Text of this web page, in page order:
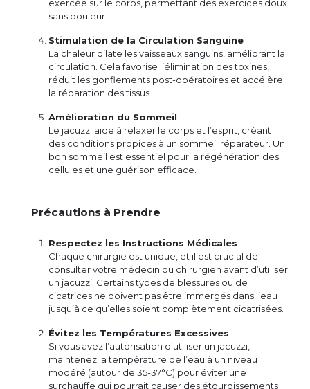
exercée sur le corps, permettant des exercices doux
sans douleur.
Stimulation de la Circulation Sanguine
La chaleur dilate les vaisseaux sanguins, améliorant la
circulation. Cela favorise l’élimination des toxines,
réduit les gonflements post-opératoires et accélère
la réparation des tissus.
Amélioration du Sommeil
Le jacuzzi aide à relaxer le corps et l’esprit, créant
des conditions propices à un sommeil réparateur. Un
bon sommeil est essentiel pour la régénération des
cellules et une guérison efficace.
Précautions à Prendre
Respectez les Instructions Médicales
Chaque chirurgie est unique, et il est crucial de
consulter votre médecin ou chirurgien avant d’utiliser
un jacuzzi. Certains types de blessures ou de
cicatrices ne doivent pas être immergés dans l’eau
jusqu’à ce qu’elles soient complètement cicatrisées.
Évitez les Températures Excessives
Si vous avez l’autorisation d’utiliser un jacuzzi,
maintenez la température de l’eau à un niveau
modéré (autour de 35-37°C) pour éviter une
surchauffe qui pourrait causer des étourdissements